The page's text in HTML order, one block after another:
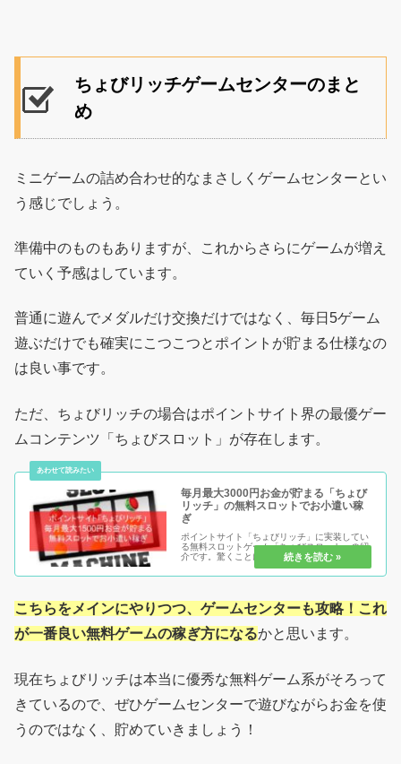
ちょびリッチゲームセンターのまと
め
ミニゲームの詰め合わせ的なまさしくゲームセンターとい
う感じでしょう。
準備中のものもありますが、これからさらにゲームが増え
ていく予感はしています。
普通に遊んでメダルだけ交換だけではなく、毎日5ゲーム
遊ぶだけでも確実にこつこつとポイントが貯まる仕様なの
は良い事です。
ただ、ちょびリッチの場合はポイントサイト界の最優ゲー
ムコンテンツ「ちょびスロット」が存在します。
毎月最大3000円お金が貯まる「ちょび
リッチ」の無料スロットでお小遣い稼
ぎ
ポイントサイト「ちょびリッチ」に実装してい
る無料スロットゲーム「ちょびスロット」の紹
介です。驚くことに毎月3,000円を稼ぐ事が出
来るという凄いコンテンツですので、ぜひ一緒
に攻略していきましょう。
こちらをメインにやりつつ、ゲームセンターも攻略！これ
が一番良い無料ゲームの稼ぎ方になるかと思います。
現在ちょびリッチは本当に優秀な無料ゲーム系がそろって
きているので、ぜひゲームセンターで遊びながらお金を使
うのではなく、貯めていきましょう！